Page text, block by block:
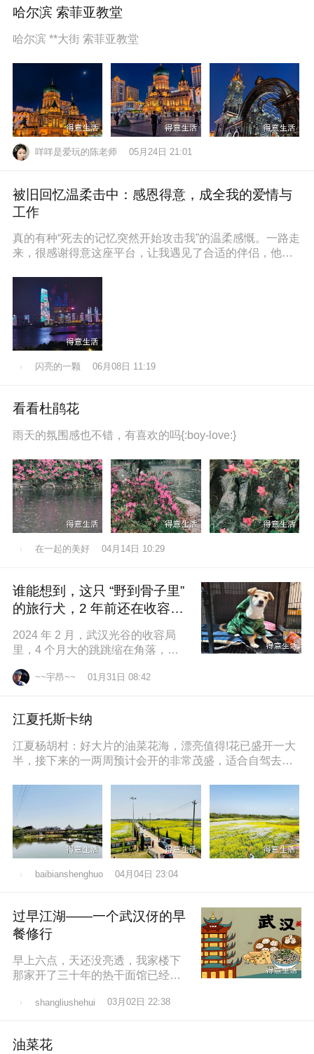
哈尔滨 索菲亚教堂
哈尔滨 **大街 索菲亚教堂
咩咩是爱玩的陈老师 05月24日 21:01
被旧回忆温柔击中：感恩得意，成全我的爱情与
工作
真的有种“死去的记忆突然开始攻击我”的温柔感慨。一路走
来，很感谢得意这座平台，让我遇见了合适的伴侣，他也
闪亮的一颗 06月08日 11:19
看看杜鹃花
雨天的氛围感也不错，有喜欢的吗{:boy-love:}
在一起的美好 04月14日 10:29
谁能想到，这只 “野到骨子里”
的旅行犬，2 年前还在收容所
2024 年 2 月，武汉光谷的收容局
里，4 个月大的跳跳缩在角落，土
的眼睛怯生生望着来人。我们俱乐
~~宇昂~~ 01月31日 08:42
江夏托斯卡纳
江夏杨胡村：好大片的油菜花海，漂亮值得!花已盛开一大
半，接下来的一两周预计会开的非常茂盛，适合自驾去拍
baibianshenghuo 04月04日 23:04
过早江湖——一个武汉伢的早
餐修行
早上六点，天还没亮透，我家楼下
那家开了三十年的热干面馆已经排
速快得像弹钢琴。一勺芝麻酱、半
shangliushehui 03月02日 22:38
油菜花